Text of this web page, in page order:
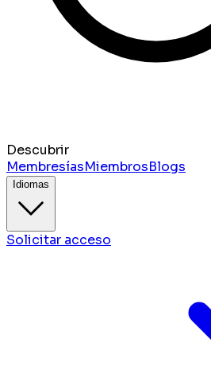
Descubrir
MembresíasMiembrosBlogs
Idiomas
Solicitar acceso